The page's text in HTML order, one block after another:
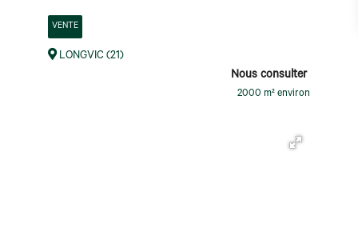
VENTE
LONGVIC (21)
Nous consulter
2000 m² environ